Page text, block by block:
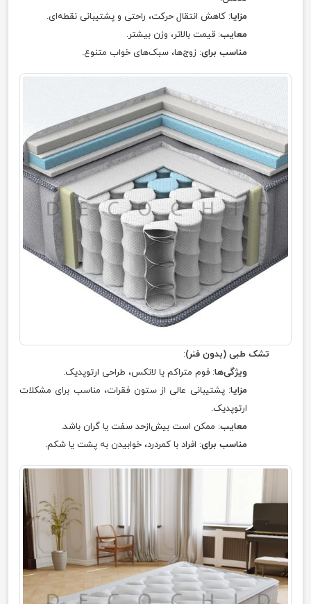
مزایا: کاهش انتقال حرکت، راحتی و پشتیبانی نقطه‌ای.
معایب: قیمت بالاتر، وزن بیشتر.
مناسب برای: زوج‌ها، سبک‌های خواب متنوع.
تشک طبی (بدون فنر):
ویژگی‌ها: فوم متراکم یا لاتکس، طراحی ارتوپدیک.
مزایا: پشتیبانی عالی از ستون فقرات، مناسب برای مشکلات
ارتوپدیک.
معایب: ممکن است بیش‌ازحد سفت یا گران باشد.
مناسب برای: افراد با کمردرد، خوابیدن به پشت یا شکم.